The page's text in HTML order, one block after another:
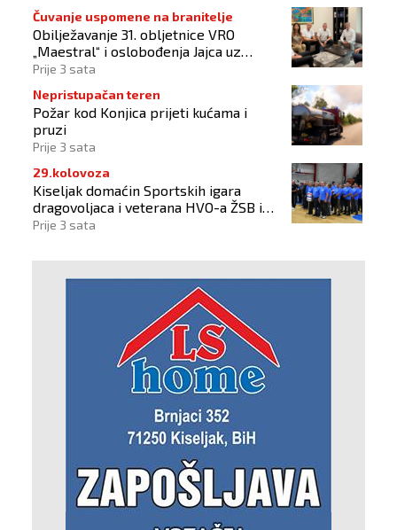
Čuvanje uspomene na branitelje
Obilježavanje 31. obljetnice VRO
„Maestral“ i oslobođenja Jajca uz
pokroviteljstvo HNS-a BiH
Prije 3 sata
Nepristupačan teren
Požar kod Konjica prijeti kućama i
pruzi
Prije 3 sata
29.kolovoza
Kiseljak domaćin Sportskih igara
dragovoljaca i veterana HVO-a ŽSB i
Dana branitelja
Prije 3 sata